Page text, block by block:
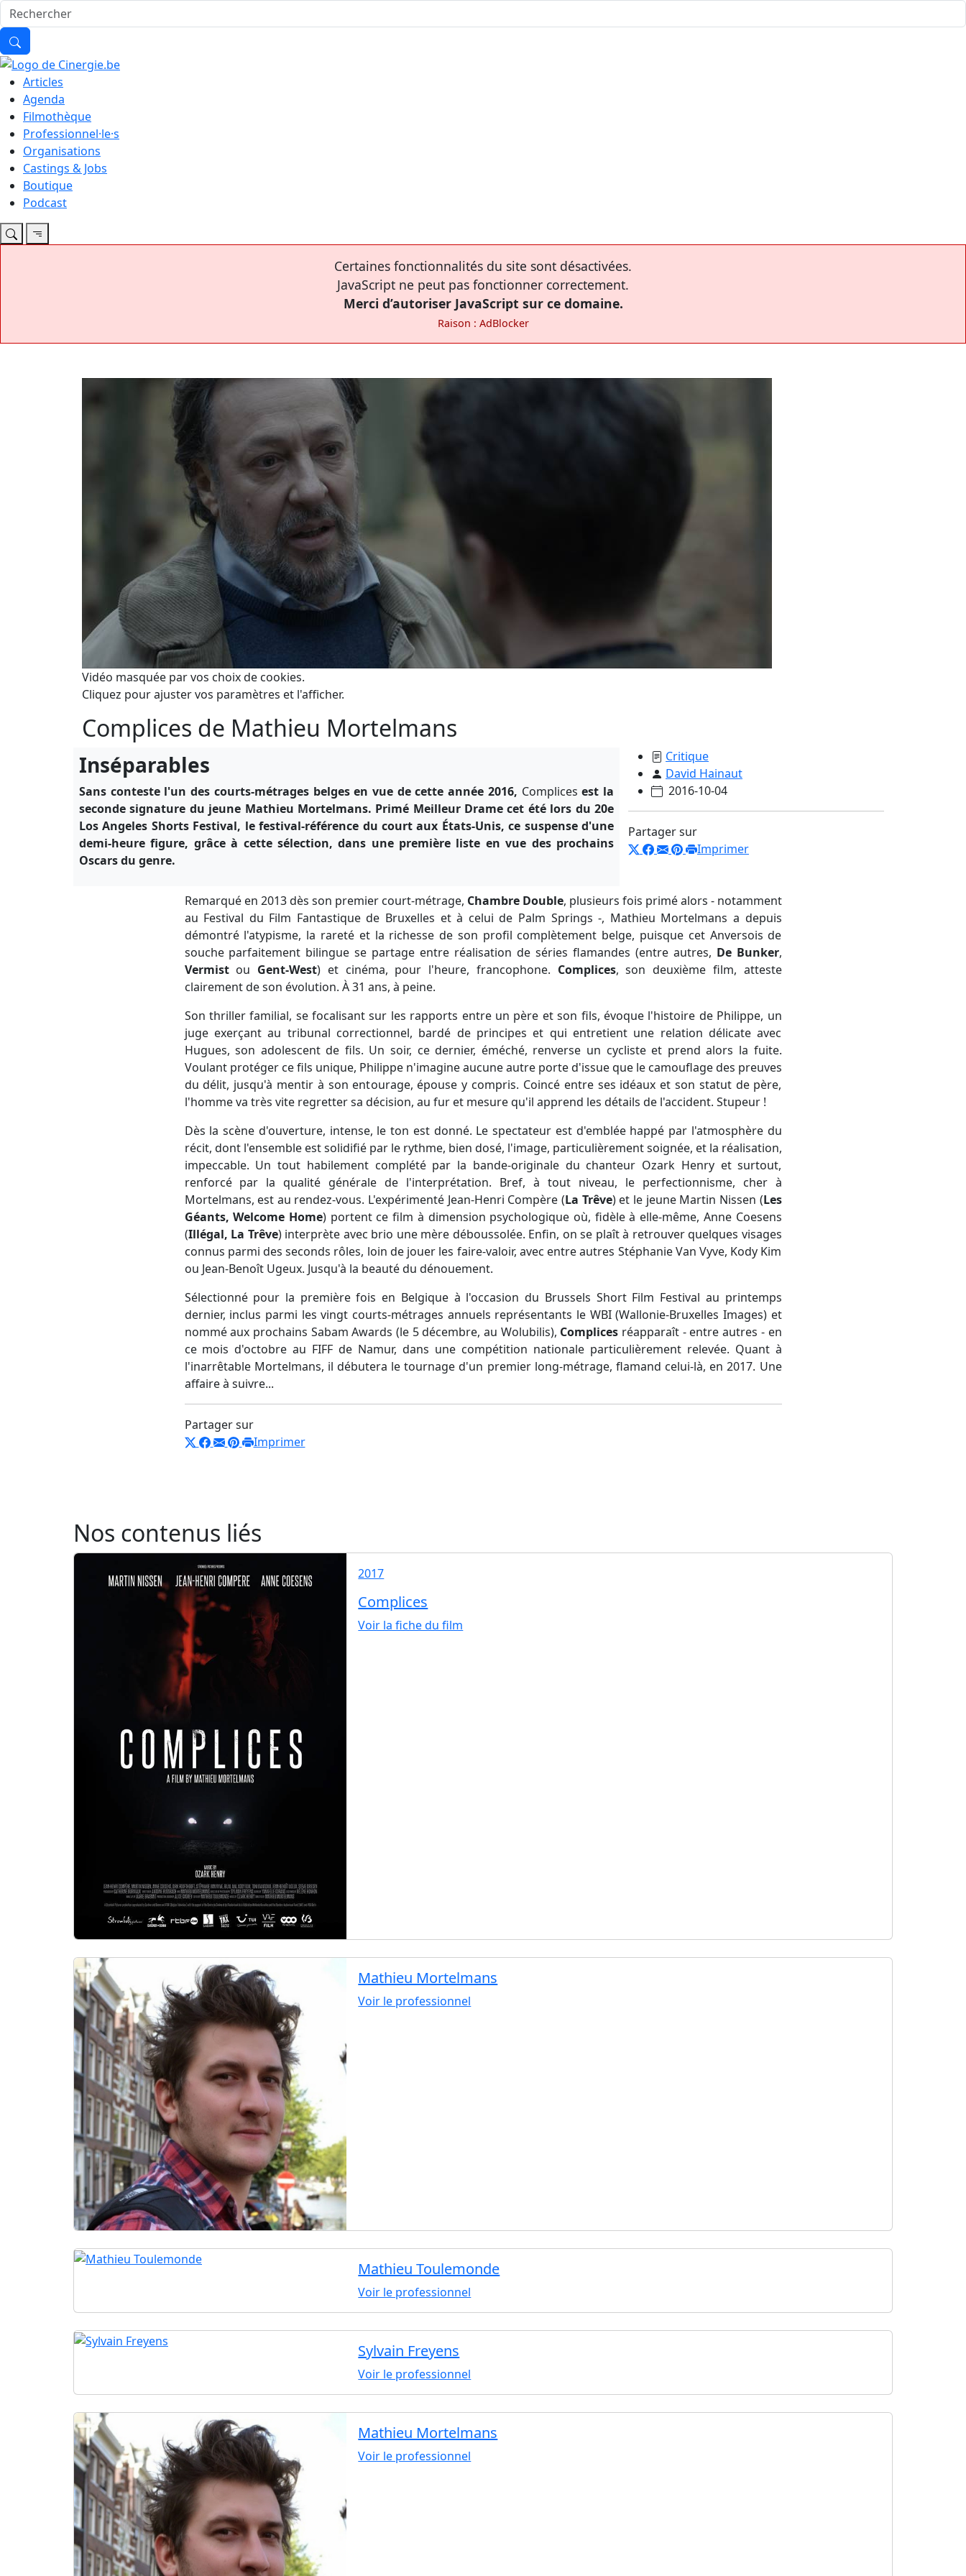
Articles
Agenda
Filmothèque
Professionnel·le·s
Organisations
Castings & Jobs
Boutique
Podcast
Certaines fonctionnalités du site sont désactivées.
JavaScript ne peut pas fonctionner correctement.
Merci d’autoriser JavaScript sur ce domaine.
Raison : AdBlocker
Vidéo masquée par vos choix de cookies.
Cliquez pour ajuster vos paramètres et l'afficher.
Complices de Mathieu Mortelmans
Inséparables
Sans conteste l'un des courts-métrages belges en vue de cette année 2016, Complices est la
seconde signature du jeune Mathieu Mortelmans. Primé Meilleur Drame cet été lors du 20e
Los Angeles Shorts Festival, le festival-référence du court aux États-Unis, ce suspense d'une
demi-heure figure, grâce à cette sélection, dans une première liste en vue des prochains
Oscars du genre.
Critique
David Hainaut
2016-10-04
Partager sur
Imprimer
Remarqué en 2013 dès son premier court-métrage, Chambre Double, plusieurs fois primé alors - notamment
au Festival du Film Fantastique de Bruxelles et à celui de Palm Springs -, Mathieu Mortelmans a depuis
démontré l'atypisme, la rareté et la richesse de son profil complètement belge, puisque cet Anversois de
souche parfaitement bilingue se partage entre réalisation de séries flamandes (entre autres, De Bunker,
Vermistou Gent-West) et cinéma, pour l'heure, francophone. Complices, son deuxième film, atteste
clairement de son évolution. À 31 ans, à peine.
Son thriller familial, se focalisant sur les rapports entre un père et son fils, évoque l'histoire de Philippe, un
juge exerçant au tribunal correctionnel, bardé de principes et qui entretient une relation délicate avec
Hugues, son adolescent de fils. Un soir, ce dernier, éméché, renverse un cycliste et prend alors la fuite.
Voulant protéger ce fils unique, Philippe n'imagine aucune autre porte d'issue que le camouflage des preuves
du délit, jusqu'à mentir à son entourage, épouse y compris. Coincé entre ses idéaux et son statut de père,
l'homme va très vite regretter sa décision, au fur et mesure qu'il apprend les détails de l'accident. Stupeur !
Dès la scène d'ouverture, intense, le ton est donné. Le spectateur est d'emblée happé par l'atmosphère du
récit, dont l'ensemble est solidifié par le rythme, bien dosé, l'image, particulièrement soignée, et la réalisation,
impeccable. Un tout habilement complété par la bande-originale du chanteur Ozark Henry et surtout,
renforcé par la qualité générale de l'interprétation. Bref, à tout niveau, le perfectionnisme, cher à
Mortelmans, est au rendez-vous. L'expérimenté Jean-Henri Compère (La Trêve) et le jeune Martin Nissen (Les
Géants, Welcome Home) portent ce film à dimension psychologique où, fidèle à elle-même, Anne Coesens
(Illégal, La Trêve) interprète avec brio une mère déboussolée. Enfin, on se plaît à retrouver quelques visages
connus parmi des seconds rôles, loin de jouer les faire-valoir, avec entre autres Stéphanie Van Vyve, Kody Kim
ou Jean-Benoît Ugeux. Jusqu'à la beauté du dénouement.
Sélectionné pour la première fois en Belgique à l'occasion du Brussels Short Film Festival au printemps
dernier, inclus parmi les vingt courts-métrages annuels représentants le WBI (Wallonie-Bruxelles Images) et
nommé aux prochains Sabam Awards (le 5 décembre, au Wolubilis), Complices réapparaît - entre autres - en
ce mois d'octobre au FIFF de Namur, dans une compétition nationale particulièrement relevée. Quant à
l'inarrêtable Mortelmans, il débutera le tournage d'un premier long-métrage, flamand celui-là, en 2017. Une
affaire à suivre...
Partager sur
Imprimer
Nos contenus liés
2017
Complices
Voir la fiche du film
Mathieu Mortelmans
Voir le professionnel
Mathieu Toulemonde
Voir le professionnel
Sylvain Freyens
Voir le professionnel
Mathieu Mortelmans
Voir le professionnel